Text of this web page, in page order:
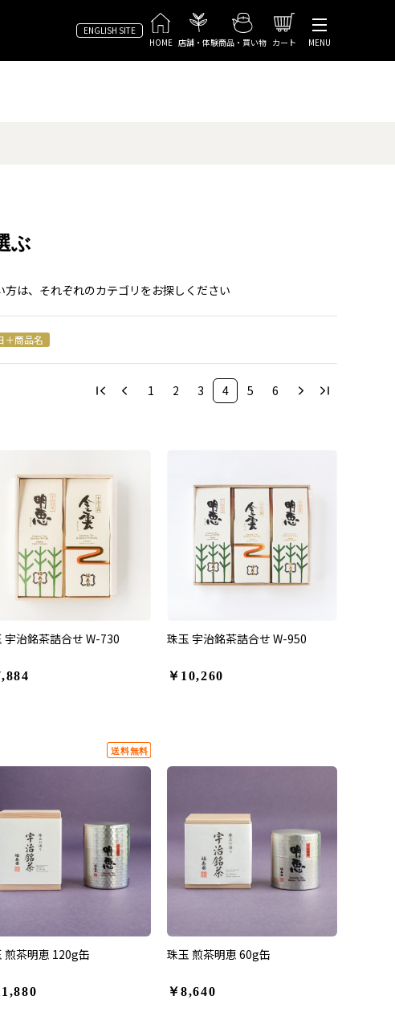
ENGLISH SITE
HOME 店舗・体験商品・買い物 カート MENU
ぶ
は、それぞれのカテゴリをお探しください
＋商品名
1 2 3 4 5 6
宇治銘茶詰合せ W-730 珠玉 宇治銘茶詰合せ W-950
￥10,260
煎茶明恵 120g缶 珠玉 煎茶明恵 60g缶
￥8,640